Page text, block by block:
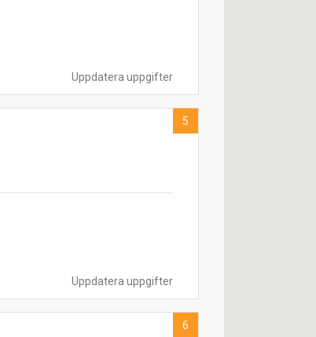
Uppdatera uppgifter
Uppdatera uppgifter
5
6